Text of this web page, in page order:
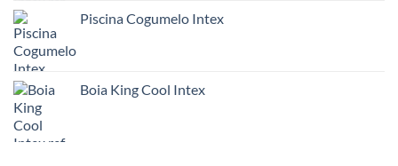
Piscina Cogumelo Intex
Boia King Cool Intex